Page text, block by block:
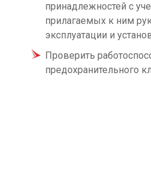
принадлежностей с
прилагаемых к ним
эксплуатации и
Проверить
предохранительного